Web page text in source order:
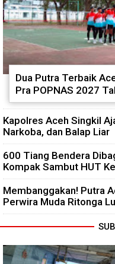
Dua Putra Terbaik
Pra POPNAS 2027
Kapolres Aceh Singkil
Narkoba, dan Balap Liar
600 Tiang Bendera
Kompak Sambut HUT
Membanggakan! Putra
Perwira Muda Ritonga